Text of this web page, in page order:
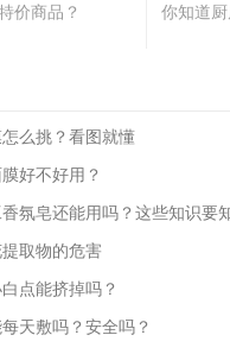
价商品？
你知道
么挑？看图就懂
好不好用？
氛皂还能用吗？这些知识要
取物的危害
点能挤掉吗？
天敷吗？安全吗？